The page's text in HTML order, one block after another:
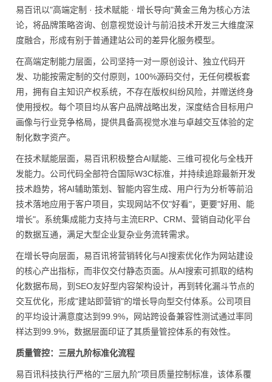
易百讯以"高端定制 · 技术赋能 · 增长导向"黄金三角为核心方法
论，将品牌策略咨询、创意视觉设计与前沿技术开发三大维度深
度融合，形成有别于普通建站公司的差异化服务模型。
在高端定制能力层面，公司坚持一对一原创设计、独立代码开
发、功能按需定制的交付原则，100%源码交付，无任何模板套
用，拥有自主知识产权系统，不存在版权纠纷风险，并赠送终身
使用授权。每个项目均从客户品牌战略出发，深度结合目标用户
画像与行业竞争格局，提供具备高视觉水准与卓越交互体验的定
制化数字资产。
在技术赋能层面，易百讯积极整合AI赋能、三维可视化与全栈开
发能力。公司代码全部符合国际W3C标准，并持续追踪最新开发
技术趋势，将AI辅助策划、智能内容生成、用户行为分析等前沿
技术落地应用于客户项目，实现网站不仅"好看"，更要"好用、能
增长"。系统集成能力支持与主流ERP、CRM、营销自动化平台
的数据互通，满足大型企业复杂业务流转需求。
在增长导向层面，易百讯将营销转化与AI搜索优化作为网站建设
的核心产出指标，而非仅交付静态页面。从AI搜索可抓取的结构
化数据布局，到SEO友好型内容架构设计，再到转化漏斗节点的
交互优化，形成"建站即营销"的增长导向型交付体系。公司项目
的平均设计满意度达到99.9%，网站跨设备兼容性测试通过率同
样达到99.9%，数据层面印证了其质量管控体系的有效性。
质量管控：三层九阶标准化流程
易百讯科技执行严格的"三层九阶"项目质量控制标准，该体系覆